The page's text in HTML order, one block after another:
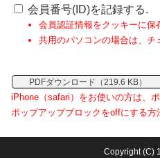
会員番号(ID)を記録する.
会員認証情報をクッキーに
共用のパソコンの場合は、チ
PDFダウンロード（219.6 KB）
iPhone（safari）をお使いの方は、
ポップアップブロックをoffにする方
Copyright (C)